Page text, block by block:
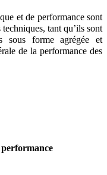
et de performance sont
tant qu’ils sont
sous forme agrégée et
de la performance des
performance